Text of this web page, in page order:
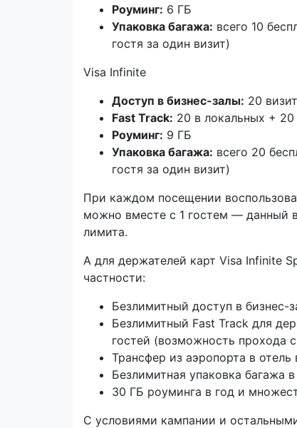
Роуминг: 6 ГБ
Упаковка багажа: всего 10
гостя за один визит)
Visa Infinite
Доступ в бизнес-залы: 20
Fast Track: 20 в локальных +
Роуминг: 9 ГБ
Упаковка багажа: всего 20
гостя за один визит)
При каждом посещении
можно вместе с 1 гостем — данный
лимита.
А для держателей карт Visa Infinite
частности:
Безлимитный доступ в бизнес-
Безлимитный Fast Track для
гостей (возможность прохода
Трансфер из аэропорта в
Безлимитная упаковка багажа
30 ГБ роуминга в год и
С условиями кампании и